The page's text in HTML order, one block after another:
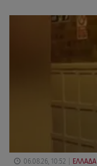
06.08.26, 10:52 ΕΛΛΑΔΑ